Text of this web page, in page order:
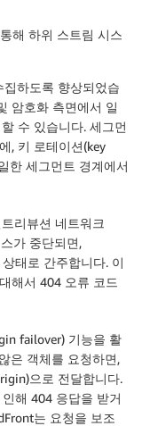
해 하위 스트림 시스
집하도록 향상되었습
암호화 측면에서 일
수 있습니다. 세그먼
, 키 로테이션(key
한 세그먼트 경계에서
리뷰션 네트워크
가 중단되면,
태로 간주합니다. 이
해서 404 오류 코드
failover) 기능을 활
은 객체를 요청하면,
으로 전달합니다.
해 404 응답을 받거
는 요청을 보조